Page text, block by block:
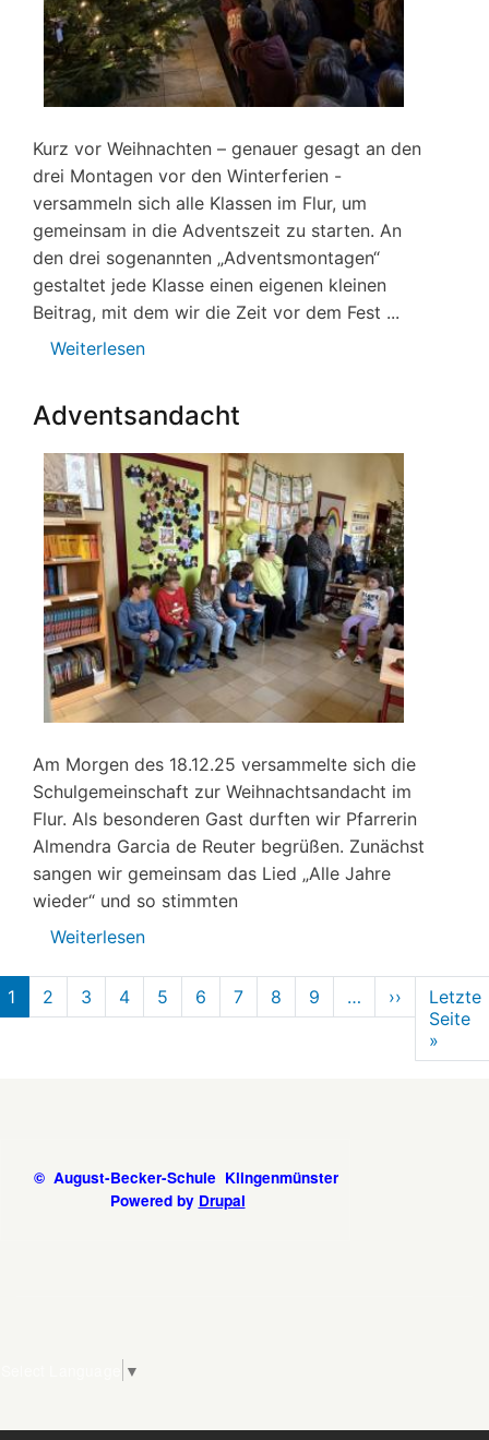
Kurz vor Weihnachten – genauer gesagt an den
drei Montagen vor den Winterferien -
versammeln sich alle Klassen im Flur, um
gemeinsam in die Adventszeit zu starten. An
den drei sogenannten „Adventsmontagen“
gestaltet jede Klasse einen eigenen kleinen
Beitrag, mit dem wir die Zeit vor dem Fest ...
Weiterlesen
Adventsandacht
Am Morgen des 18.12.25 versammelte sich die
Schulgemeinschaft zur Weihnachtsandacht im
Flur. Als besonderen Gast durften wir Pfarrerin
Almendra Garcia de Reuter begrüßen. Zunächst
sangen wir gemeinsam das Lied „Alle Jahre
wieder“ und so stimmten
Weiterlesen
1 2 3 4 5 6 7 8 9 … ›› Nächste
Seite
Letzte
Seite
»
Seite
© August-Becker-Schule Klingenmünster
Powered by Drupal
▼